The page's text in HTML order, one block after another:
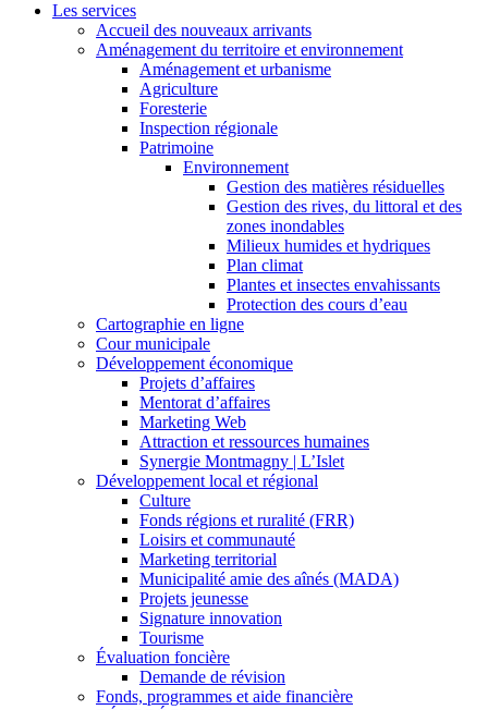
Les services
Accueil des nouveaux arrivants
Aménagement du territoire et environnement
Aménagement et urbanisme
Agriculture
Foresterie
Inspection régionale
Patrimoine
Environnement
Gestion des matières résiduelles
Gestion des rives, du littoral et des
zones inondables
Milieux humides et hydriques
Plan climat
Plantes et insectes envahissants
Protection des cours d’eau
Cartographie en ligne
Cour municipale
Développement économique
Projets d’affaires
Mentorat d’affaires
Marketing Web
Attraction et ressources humaines
Synergie Montmagny | L’Islet
Développement local et régional
Culture
Fonds régions et ruralité (FRR)
Loisirs et communauté
Marketing territorial
Municipalité amie des aînés (MADA)
Projets jeunesse
Signature innovation
Tourisme
Évaluation foncière
Demande de révision
Fonds, programmes et aide financière